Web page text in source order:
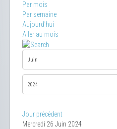
Par mois
Par semaine
Aujourd'hui
Aller au mois
Jour précédent
Mercredi 26 Juin 2024